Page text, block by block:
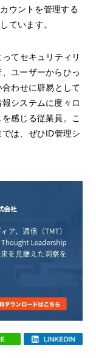
ウントを管理する
ています。
てセキュリティリ
ユーザーからひっ
わせに辟易として
システムに度々ロ
感じる従業員。こ
は、ぜひID管理シ